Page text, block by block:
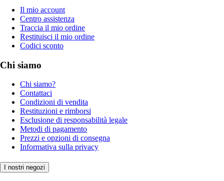
Il mio account
Centro assistenza
Traccia il mio ordine
Restituisci il mio ordine
Codici sconto
Chi siamo
Chi siamo?
Contattaci
Condizioni di vendita
Restituzioni e rimborsi
Esclusione di responsabilità legale
Metodi di pagamento
Prezzi e opzioni di consegna
Informativa sulla privacy
I nostri negozi